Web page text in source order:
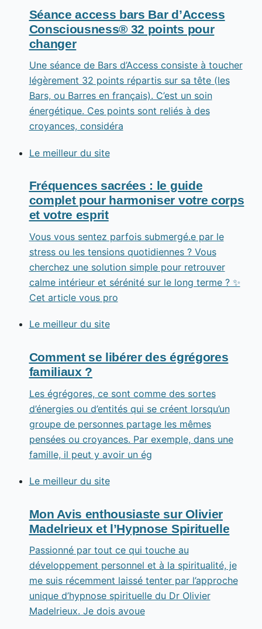
Séance access bars Bar d’Access
Consciousness® 32 points pour
changer
Une séance de Bars d’Access consiste à toucher
légèrement 32 points répartis sur sa tête (les
Bars, ou Barres en français). C’est un soin
énergétique. Ces points sont reliés à des
croyances, considéra
Le meilleur du site
Fréquences sacrées : le guide
complet pour harmoniser votre corps
et votre esprit
Vous vous sentez parfois submergé.e par le
stress ou les tensions quotidiennes ? Vous
cherchez une solution simple pour retrouver
calme intérieur et sérénité sur le long terme ? ✨
Cet article vous pro
Le meilleur du site
Comment se libérer des égrégores
familiaux ?
Les égrégores, ce sont comme des sortes
d’énergies ou d’entités qui se créent lorsqu’un
groupe de personnes partage les mêmes
pensées ou croyances. Par exemple, dans une
famille, il peut y avoir un ég
Le meilleur du site
Mon Avis enthousiaste sur Olivier
Madelrieux et l’Hypnose Spirituelle
Passionné par tout ce qui touche au
développement personnel et à la spiritualité, je
me suis récemment laissé tenter par l’approche
unique d’hypnose spirituelle du Dr Olivier
Madelrieux. Je dois avoue